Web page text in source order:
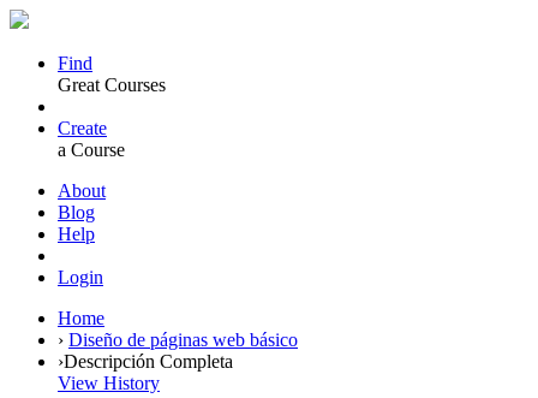
Find
Great Courses
Create
a Course
About
Blog
Help
Login
Home
› Diseño de páginas web básico
›Descripción Completa
View History